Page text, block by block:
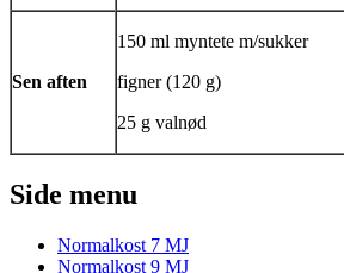
Sen aften
150 ml myntete m/sukker
figner (120 g)
25 g valnød
Side menu
Normalkost 7 MJ
Normalkost 9 MJ